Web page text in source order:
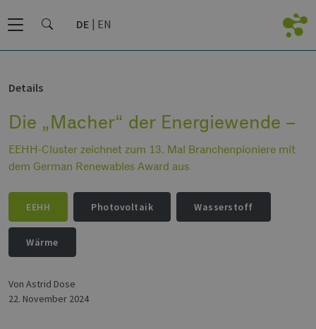
DE EN
Details
Die „Macher“ der Energiewende –
EEHH-Cluster zeichnet zum 13. Mal Branchenpioniere mit
dem German Renewables Award aus
EEHH Photovoltaik Wasserstoff
Wärme
von Astrid Dose
22. November 2024